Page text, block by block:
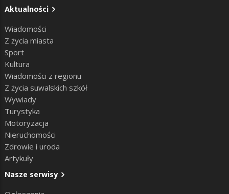
Aktualności
Wiadomości
Z życia miasta
Sport
Kultura
Wiadomości z regionu
Z życia suwalskich szkół
Wywiady
Turystyka
Motoryzacja
Nieruchomości
Zdrowie i uroda
Artykuły
Nasze serwisy